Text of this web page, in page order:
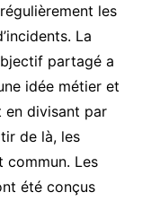
les
La
partagé a
idée métier et
en divisant par
de là, les
commun. Les
été conçus